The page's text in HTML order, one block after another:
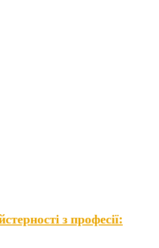
з професії: